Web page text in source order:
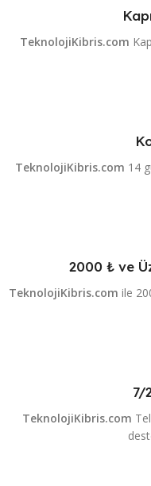
TeknolojiKibris.com
TeknolojiKibris.com 14
2000 ₺ ve
TeknolojiKibris.com ile
7/
TeknolojiKibris.com